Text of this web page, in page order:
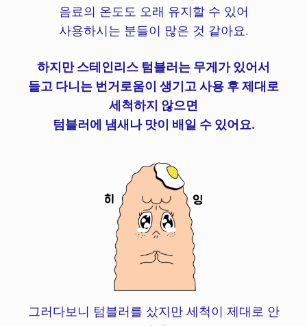
음료의 온도도 오래 유지할 수 있어
사용하시는 분들이 많은 것 같아요.
하지만 스테인리스 텀블러는 무게가 있어서
들고 다니는 번거로움이 생기고 사용 후 제대로
세척하지 않으면
텀블러에 냄새나 맛이 배일 수 있어요.
그러다보니 텀블러를 샀지만 세척이 제대로 안